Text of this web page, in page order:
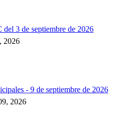
3 de septiembre de 2026
2026
- 9 de septiembre de 2026
2026